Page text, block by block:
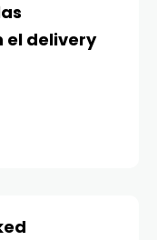
el delivery